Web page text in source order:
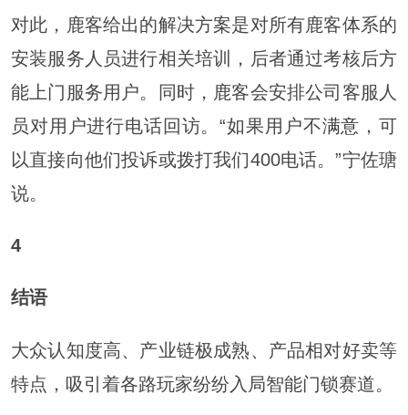
对此，鹿客给出的解决方案是对所有鹿客体系的
安装服务人员进行相关培训，后者通过考核后方
能上门服务用户。同时，鹿客会安排公司客服人
员对用户进行电话回访。“如果用户不满意 ，可
以直接向他们投诉或拨打我们400电话。”宁佐瑭
说。
4
结语
大众认知度高、产业链极成熟、产品相对好卖等
特点，吸引着各路玩家纷纷入局智能门锁赛道。